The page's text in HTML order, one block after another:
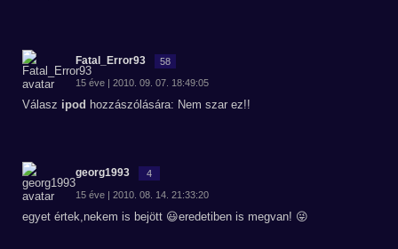
Fatal_Error93 58
15 éve | 2010. 09. 07. 18:49:05
Válasz ipod hozzászólására: Nem szar ez!!
georg1993 4
15 éve | 2010. 08. 14. 21:33:20
egyet értek,nekem is bejött 😃eredetiben is megvan! 😜